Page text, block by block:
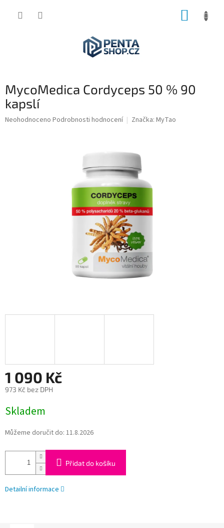
MycoMedica Cordyceps 50 % 90
kapslí
Průměrné
Neohodnoceno Podrobnosti hodnocení Značka: MyTao
1 090 Kč
973 Kč bez DPH
cena:
Skladem
Můžeme doručit do: 11.8.2026
Přidat do košíku
Detailní informace